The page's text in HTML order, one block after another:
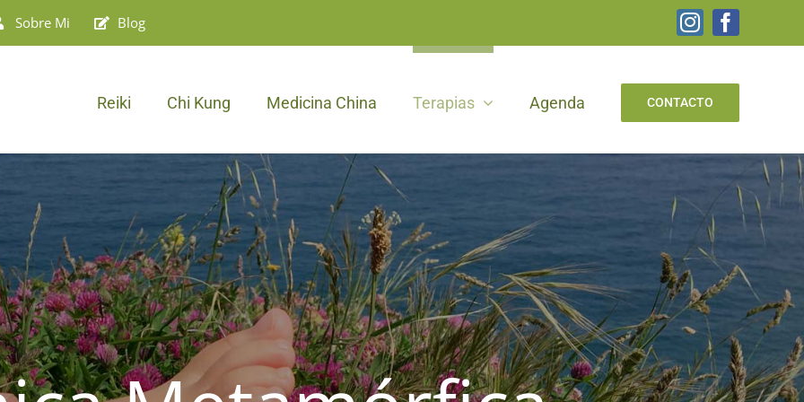
Sobre Mi Blog InstagramFacebook
Reiki Chi Kung Medicina China Terapias Agenda CONTACTO